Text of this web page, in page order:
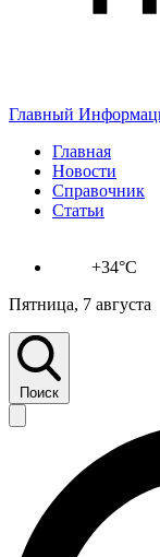
Главный
Главная
Новости
Справочник
Статьи
+34°C
Пятница, 7 августа
Поиск